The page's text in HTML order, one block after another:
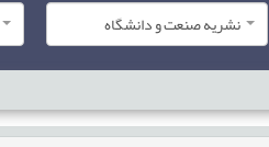
نشریه صنعت و دانشگاه